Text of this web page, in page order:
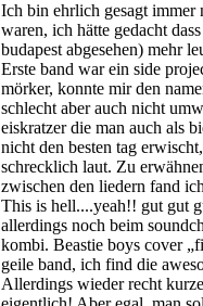
Ich bin ehrlich gesagt immer
waren, ich hätte gedacht
budapest abgesehen) mehr
Erste band war ein side
mörker, konnte mir den
schlecht aber auch nicht
eiskratzer die man auch als
nicht den besten tag
schrecklich laut. Zu
zwischen den liedern fand
This is hell....yeah!! gut gut
allerdings noch beim
kombi. Beastie boys cover
geile band, ich find die
Allerdings wieder recht